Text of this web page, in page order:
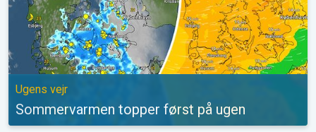
Ugens vejr
Sommervarmen topper først på ugen